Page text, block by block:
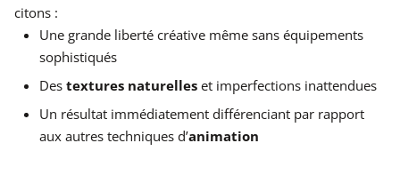
citons :
Une grande liberté créative même sans équipements
sophistiqués
Des textures naturelles et imperfections inattendues
Un résultat immédiatement différenciant par rapport
aux autres techniques d’animation